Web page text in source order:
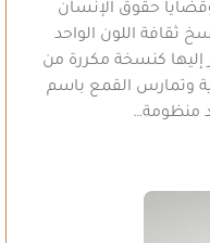
حقوق الإنسان
ثقافة اللون الواحد
إليها كنسخة مكررة من
وتمارس القمع باسم
منظومة…